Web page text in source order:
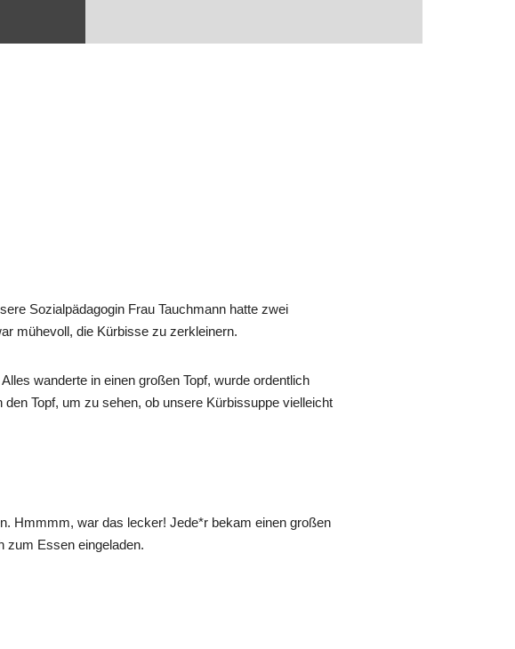
Sozialpädagogin Frau Tauchmann hatte zwei
mühevoll, die Kürbisse zu zerkleinern.
wanderte in einen großen Topf, wurde ordentlich
Topf, um zu sehen, ob unsere Kürbissuppe vielleicht
Hmmmm, war das lecker! Jede*r bekam einen großen
zum Essen eingeladen.